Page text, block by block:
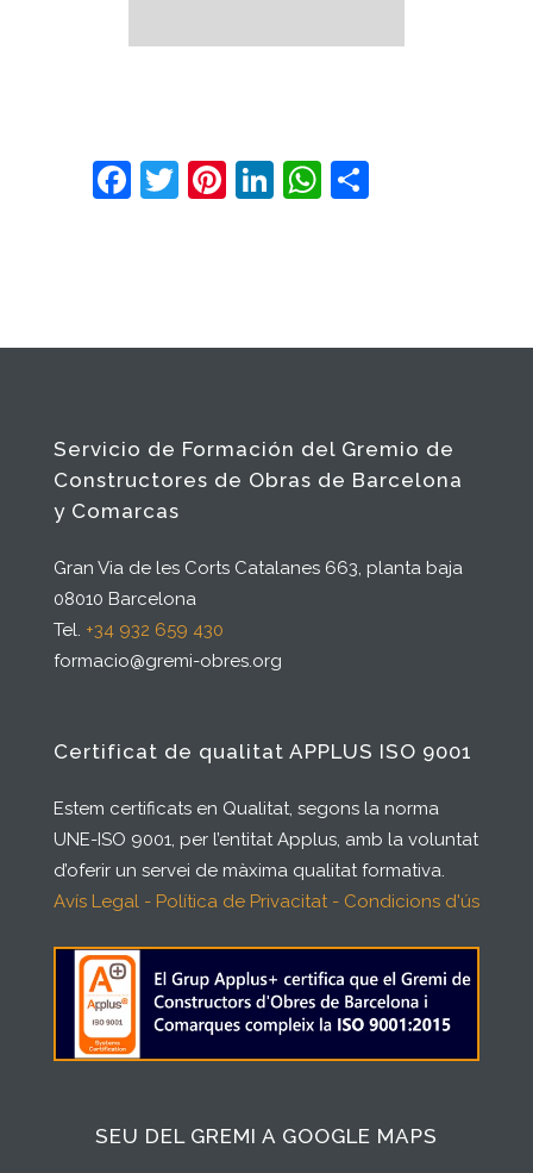
Facebook
Twitter
Pinterest
LinkedIn
WhatsApp
Servicio de Formación del Gremio de
Constructores de Obras de Barcelona
y Comarcas
Gran Via de les Corts Catalanes 663, planta baja
08010 Barcelona
Tel. +34 932 659 430
formacio@gremi-obres.org
Certificat de qualitat APPLUS ISO 9001
Estem certificats en Qualitat, segons la norma
UNE-ISO 9001, per l’entitat Applus, amb la voluntat
d’oferir un servei de màxima qualitat formativa.
Avís Legal - Política de Privacitat - Condicions d'ús
SEU DEL GREMI A GOOGLE MAPS